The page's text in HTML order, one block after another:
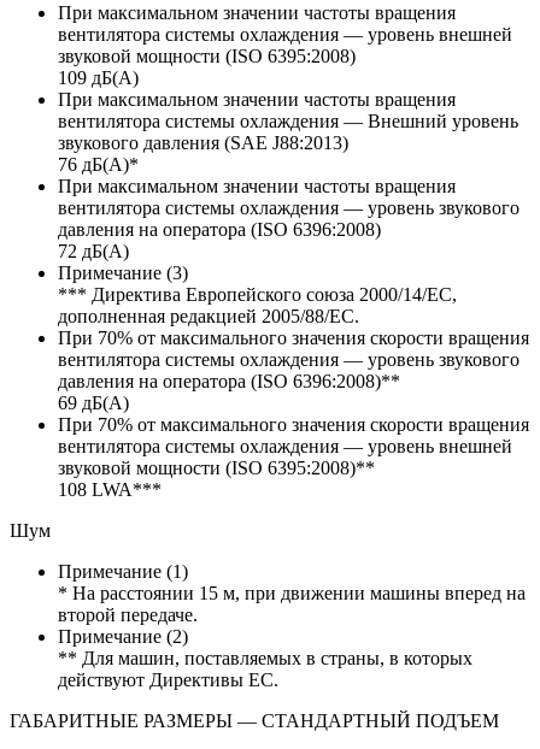
При максимальном значении частоты вращения
вентилятора системы охлаждения — уровень внешней
звуковой мощности (ISO 6395:2008)
109 дБ(А)
При максимальном значении частоты вращения
вентилятора системы охлаждения — Внешний уровень
звукового давления (SAE J88:2013)
76 дБ(А)*
При максимальном значении частоты вращения
вентилятора системы охлаждения — уровень звукового
давления на оператора (ISO 6396:2008)
72 дБ(А)
Примечание (3)
*** Директива Европейского союза 2000/14/EC,
дополненная редакцией 2005/88/EC.
При 70% от максимального значения скорости вращения
вентилятора системы охлаждения — уровень звукового
давления на оператора (ISO 6396:2008)**
69 дБ(А)
При 70% от максимального значения скорости вращения
вентилятора системы охлаждения — уровень внешней
звуковой мощности (ISO 6395:2008)**
108 LWA***
Шум
Примечание (1)
* На расстоянии 15 м, при движении машины вперед на
второй передаче.
Примечание (2)
** Для машин, поставляемых в страны, в которых
действуют Директивы ЕС.
ГАБАРИТНЫЕ РАЗМЕРЫ — СТАНДАРТНЫЙ ПОДЪЕМ